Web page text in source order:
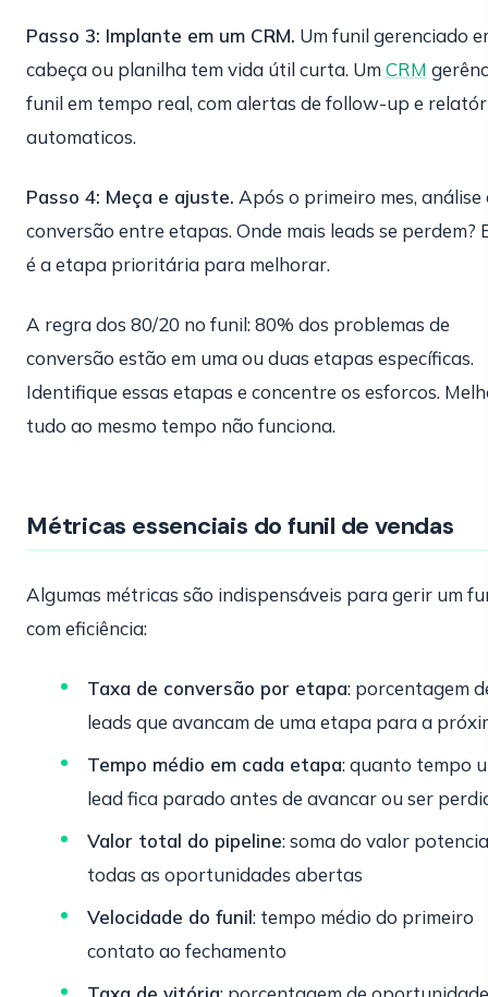
Passo 3: Implante em um CRM. Um funil gerenciado
cabeça ou planilha tem vida útil curta. Um CRM
funil em tempo real, com alertas de follow-up e
automaticos.
Passo 4: Meça e ajuste. Após o primeiro mes, análise
conversão entre etapas. Onde mais leads se perdem?
é a etapa prioritária para melhorar.
A regra dos 80/20 no funil: 80% dos problemas de
conversão estão em uma ou duas etapas específicas.
Identifique essas etapas e concentre os esforcos.
tudo ao mesmo tempo não funciona.
Métricas essenciais do funil de vendas
Algumas métricas são indispensáveis para gerir um
com eficiência:
Taxa de conversão por etapa: porcentagem
leads que avancam de uma etapa para a
Tempo médio em cada etapa: quanto tempo
lead fica parado antes de avancar ou ser
Valor total do pipeline: soma do valor
todas as oportunidades abertas
Velocidade do funil: tempo médio do primeiro
contato ao fechamento